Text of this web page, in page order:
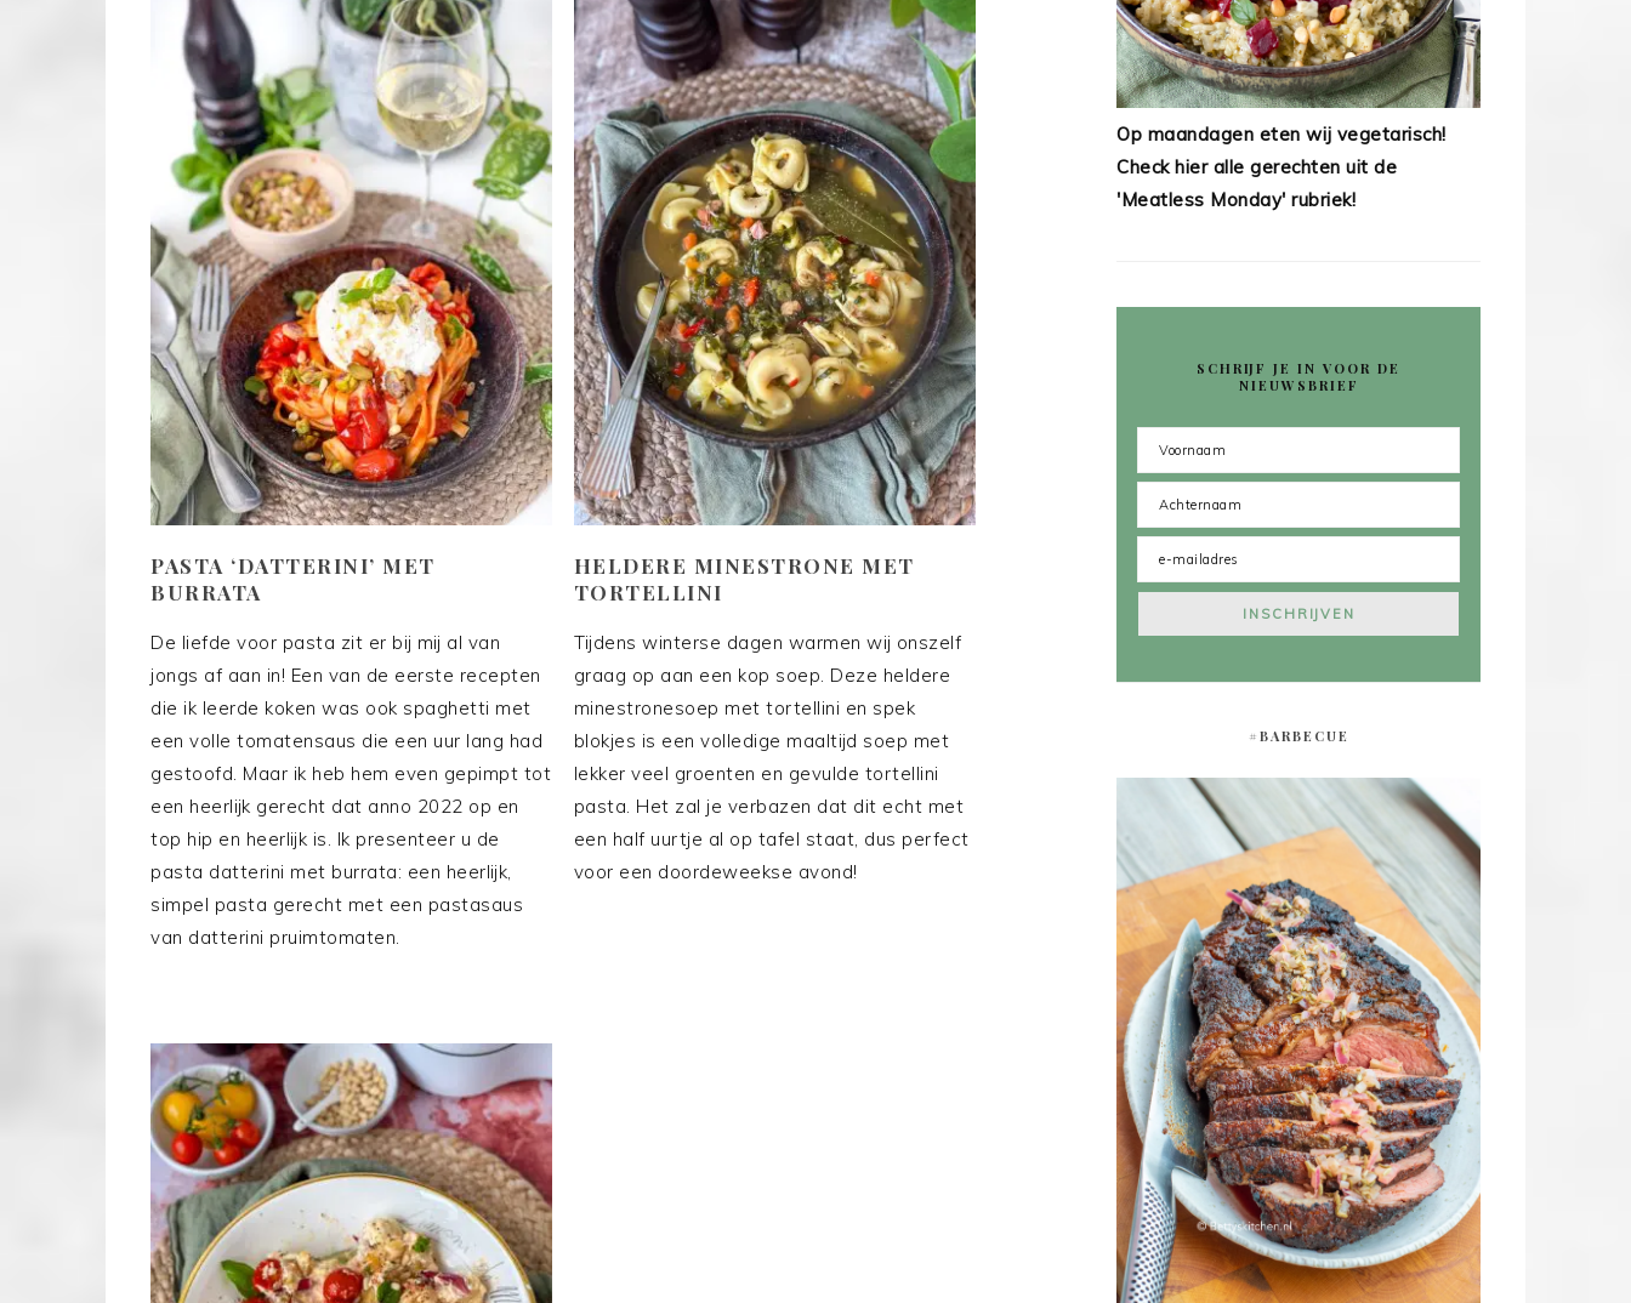
PASTA ‘DATTERINI’ MET
BURRATA
De liefde voor pasta zit er bij mij al van
jongs af aan in! Een van de eerste recepten
die ik leerde koken was ook spaghetti met
een volle tomatensaus die een uur lang had
gestoofd. Maar ik heb hem even gepimpt tot
een heerlijk gerecht dat anno 2022 op en
top hip en heerlijk is. Ik presenteer u de
pasta datterini met burrata: een heerlijk,
simpel pasta gerecht met een pastasaus
van datterini pruimtomaten.
HELDERE MINESTRONE MET
TORTELLINI
Tijdens winterse dagen warmen wij onszelf
graag op aan een kop soep. Deze heldere
minestronesoep met tortellini en spek
blokjes is een volledige maaltijd soep met
lekker veel groenten en gevulde tortellini
pasta. Het zal je verbazen dat dit echt met
een half uurtje al op tafel staat, dus perfect
voor een doordeweekse avond!
Op maandagen eten wij vegetarisch!
Check hier alle gerechten uit de
'Meatless Monday' rubriek!
SCHRIJF JE IN VOOR DE
NIEUWSBRIEF
#BARBECUE